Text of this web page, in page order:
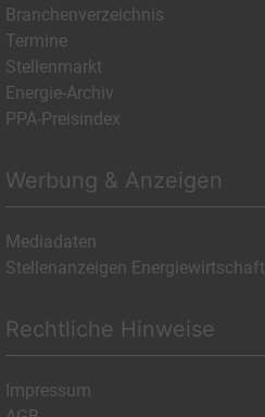
Branchenverzeichnis
Termine
Stellenmarkt
Energie-Archiv
PPA-Preisindex
Werbung & Anzeigen
Mediadaten
Stellenanzeigen Energiewirtschaft
Rechtliche Hinweise
Impressum